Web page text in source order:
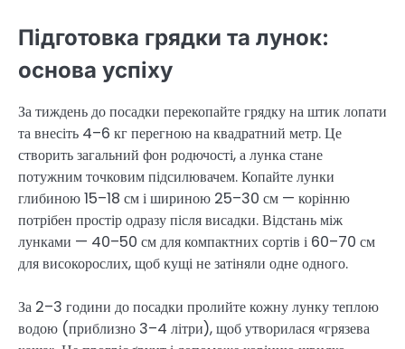
Підготовка грядки та лунок:
основа успіху
За тиждень до посадки перекопайте грядку на штик лопати
та внесіть 4–6 кг перегною на квадратний метр. Це
створить загальний фон родючості, а лунка стане
потужним точковим підсилювачем. Копайте лунки
глибиною 15–18 см і шириною 25–30 см — корінню
потрібен простір одразу після висадки. Відстань між
лунками — 40–50 см для компактних сортів і 60–70 см
для високорослих, щоб кущі не затіняли одне одного.
За 2–3 години до посадки пролийте кожну лунку теплою
водою (приблизно 3–4 літри), щоб утворилася «грязева